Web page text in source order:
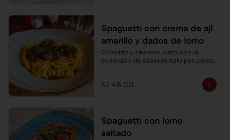
Spaguetti con crema de ají
amarillo y dados de lomo
Colorido y sabroso plato con la
explosión de sabores ítalo peruanos.
S/ 48.00
Spaguetti con lomo
saltado